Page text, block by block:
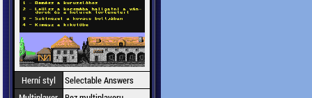
Herní styl
Selectable Answers